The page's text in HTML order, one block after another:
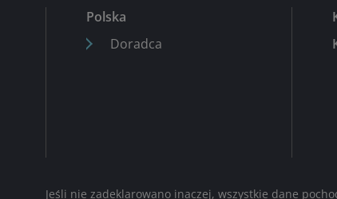
Polska
Doradca
Jeśli nie zadeklarowano inaczej, wszystkie dane